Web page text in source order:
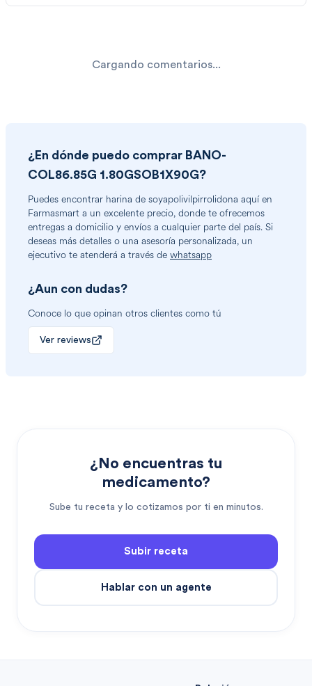
Cargando comentarios...
¿En dónde puedo comprar BANO-
COL86.85G 1.80GSOB1X90G?
Puedes encontrar harina de soyapolivilpirrolidona aquí en
Farmasmart a un excelente precio, donde te ofrecemos
entregas a domicilio y envíos a cualquier parte del país. Si
deseas más detalles o una asesoría personalizada, un
ejecutivo te atenderá a través de whatsapp
¿Aun con dudas?
Conoce lo que opinan otros clientes como tú
Ver reviews
¿No encuentras tu
medicamento?
Sube tu receta y lo cotizamos por ti en minutos.
Subir receta
Hablar con un agente